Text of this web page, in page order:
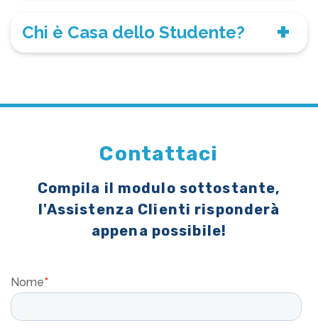
Chi è Casa dello Studente?
Contattaci
Compila il modulo sottostante,
l'Assistenza Clienti risponderà
appena possibile!